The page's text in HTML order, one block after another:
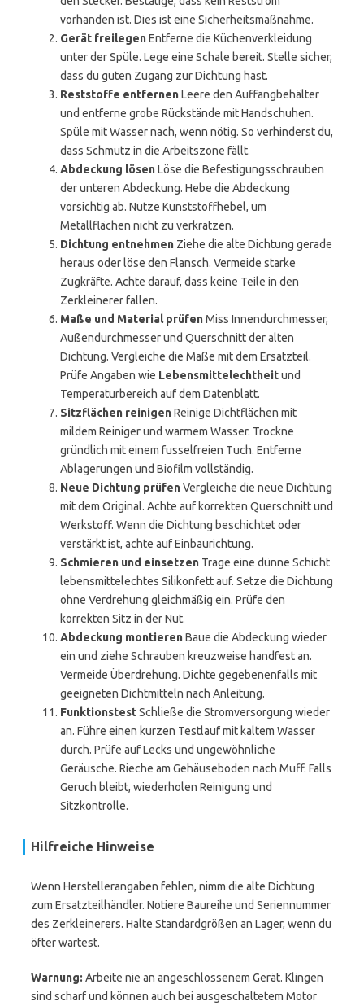
vorhanden ist. Dies ist eine Sicherheitsmaßnahme.
Gerät freilegenEntferne die Küchenverkleidung
unter der Spüle. Lege eine Schale bereit. Stelle sicher,
dass du guten Zugang zur Dichtung hast.
Reststoffe entfernenLeere den Auffangbehälter
und entferne grobe Rückstände mit Handschuhen.
Spüle mit Wasser nach, wenn nötig. So verhinderst du,
dass Schmutz in die Arbeitszone fällt.
Abdeckung lösenLöse die Befestigungsschrauben
der unteren Abdeckung. Hebe die Abdeckung
vorsichtig ab. Nutze Kunststoffhebel, um
Metallflächen nicht zu verkratzen.
Dichtung entnehmen Ziehe die alte Dichtung gerade
heraus oder löse den Flansch. Vermeide starke
Zugkräfte. Achte darauf, dass keine Teile in den
Zerkleinerer fallen.
Maße und Material prüfenMiss Innendurchmesser,
Außendurchmesser und Querschnitt der alten
Dichtung. Vergleiche die Maße mit dem Ersatzteil.
Prüfe Angaben wie Lebensmittelechtheitund
Temperaturbereich auf dem Datenblatt.
Sitzflächen reinigenReinige Dichtflächen mit
mildem Reiniger und warmem Wasser. Trockne
gründlich mit einem fusselfreien Tuch. Entferne
Ablagerungen und Biofilm vollständig.
Neue Dichtung prüfenVergleiche die neue Dichtung
mit dem Original. Achte auf korrekten Querschnitt und
Werkstoff. Wenn die Dichtung beschichtet oder
verstärkt ist, achte auf Einbaurichtung.
Schmieren und einsetzen Trage eine dünne Schicht
lebensmittelechtes Silikonfett auf. Setze die Dichtung
ohne Verdrehung gleichmäßig ein. Prüfe den
korrekten Sitz in der Nut.
Abdeckung montierenBaue die Abdeckung wieder
ein und ziehe Schrauben kreuzweise handfest an.
Vermeide Überdrehung. Dichte gegebenenfalls mit
geeigneten Dichtmitteln nach Anleitung.
FunktionstestSchließe die Stromversorgung wieder
an. Führe einen kurzen Testlauf mit kaltem Wasser
durch. Prüfe auf Lecks und ungewöhnliche
Geräusche. Rieche am Gehäuseboden nach Muff. Falls
Geruch bleibt, wiederholen Reinigung und
Sitzkontrolle.
Hilfreiche Hinweise
Wenn Herstellerangaben fehlen, nimm die alte Dichtung
zum Ersatzteilhändler. Notiere Baureihe und Seriennummer
des Zerkleinerers. Halte Standardgrößen an Lager, wenn du
öfter wartest.
Warnung: Arbeite nie an angeschlossenem Gerät. Klingen
sind scharf und können auch bei ausgeschaltetem Motor